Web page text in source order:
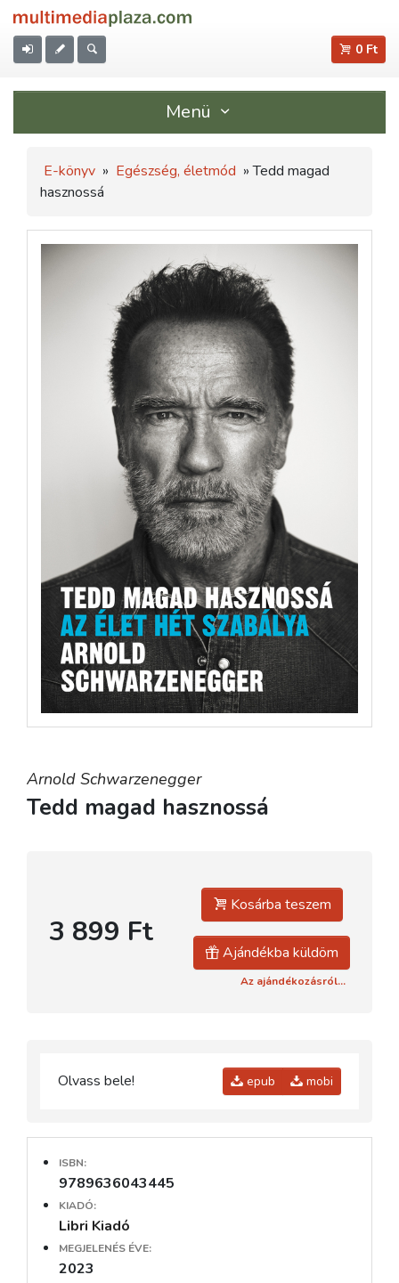
0 Ft
Menü
E-könyv » Egészség, életmód » Tedd magad
hasznossá
Arnold Schwarzenegger
Tedd magad hasznossá
3 899 Ft
Kosárba teszem
Ajándékba küldöm
Az ajándékozásról...
Olvass bele! epub mobi
ISBN:
9789636043445
KIADÓ:
Libri Kiadó
MEGJELENÉS ÉVE:
2023